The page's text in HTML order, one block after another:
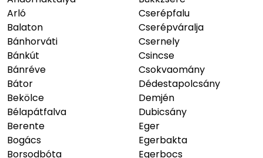
Arló
Balaton
Bánhorváti
Bánkút
Bánréve
Bátor
Bekölce
Bélapátfalva
Berente
Bogács
Borsodbóta
Cserépfalu
Cserépváralja
Csernely
Csincse
Csokvaomány
Dédestapolcsány
Demjén
Dubicsány
Eger
Egerbakta
Egerbocs